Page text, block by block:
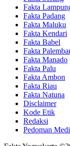
Fakta
Fakta Padang
Fakta Maluku
Fakta Kendari
Fakta Babel
Fakta
Fakta Manado
Fakta Palu
Fakta Ambon
Fakta Riau
Fakta Natuna
Disclaimer
Kode Etik
Redaksi
Pedoman